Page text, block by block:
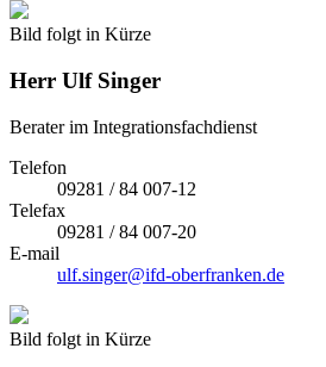
Bild folgt in Kürze
Herr Ulf Singer
Berater im Integrationsfachdienst
Telefon
09281 / 84 007-12
Telefax
09281 / 84 007-20
E-mail
ulf.singer@ifd-oberfranken.de
Bild folgt in Kürze